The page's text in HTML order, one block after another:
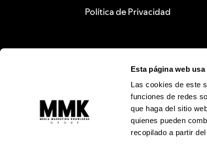
Esta página web
Las cookies de este
funciones de redes
que haga del sitio
quienes pueden
recopilado a partir
Política de Privacidad